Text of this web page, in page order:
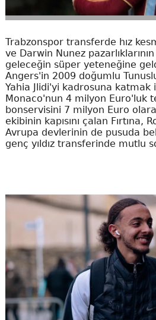
Trabzonspor transferde hız
ve Darwin Nunez
geleceğin süper yeteneğine
Angers'in 2009 doğumlu
Yahia Jlidi'yi kadrosuna
Monaco'nun 4 milyon Euro'luk
bonservisini 7 milyon Euro
ekibinin kapısını çalan Fırtına,
Avrupa devlerinin de pusuda
genç yıldız transferinde mutlu